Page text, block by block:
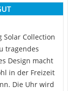
Solar Collection
tragendes
Design macht
in der Freizeit
Die Uhr wird